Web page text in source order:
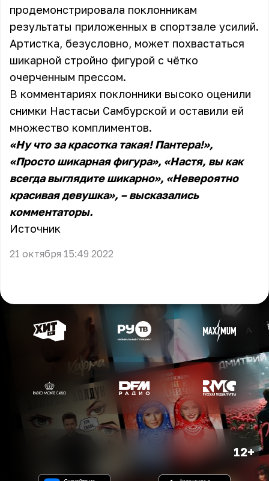
продемонстрировала поклонникам
результаты приложенных в спортзале усилий.
Артистка, безусловно, может похвастаться
шикарной стройно фигурой с чётко
очерченным прессом.
В комментариях поклонники высоко оценили
снимки Настасьи Самбурской и оставили ей
множество комплиментов.
«Ну что за красотка такая! Пантера!»,
«Просто шикарная фигура», «Настя, вы как
всегда выглядите шикарно», «Невероятно
красивая девушка», – высказались
комментаторы.
Источник
21 октября 15:49 2022
12+